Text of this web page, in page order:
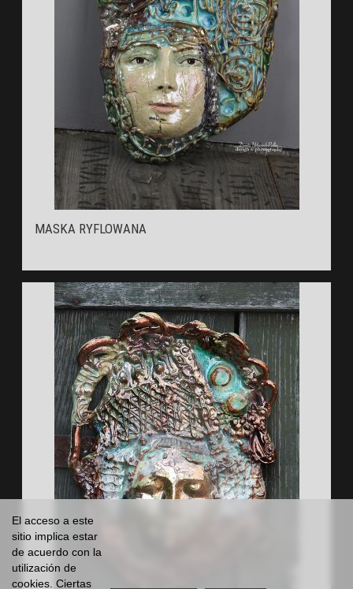
MASKA RYFLOWANA
El acceso a este
sitio implica estar
de acuerdo con la
utilización de
cookies. Ciertas